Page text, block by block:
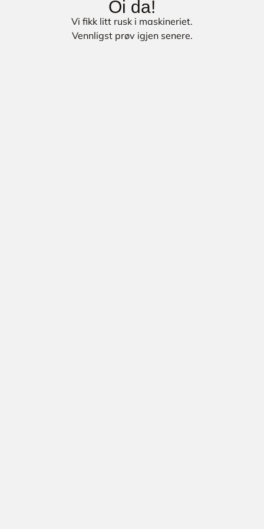
Oi da!
Vi fikk litt rusk i maskineriet.
Vennligst prøv igjen senere.